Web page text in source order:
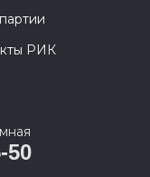
РИК
50